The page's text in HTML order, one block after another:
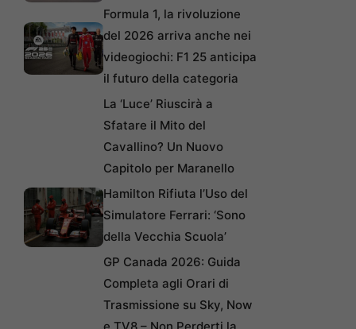
Formula 1, la rivoluzione
del 2026 arriva anche nei
videogiochi: F1 25 anticipa
il futuro della categoria
La ‘Luce’ Riuscirà a
Sfatare il Mito del
Cavallino? Un Nuovo
Capitolo per Maranello
Hamilton Rifiuta l’Uso del
Simulatore Ferrari: ‘Sono
della Vecchia Scuola’
GP Canada 2026: Guida
Completa agli Orari di
Trasmissione su Sky, Now